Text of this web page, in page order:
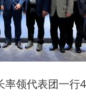
领代表团一行